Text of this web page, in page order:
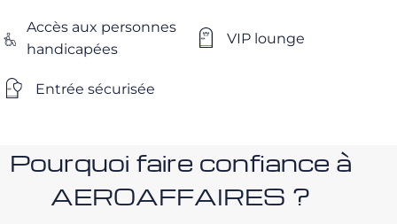
Accès aux personnes
handicapées
VIP lounge
Entrée sécurisée
Pourquoi faire confiance à
AEROAFFAIRES ?